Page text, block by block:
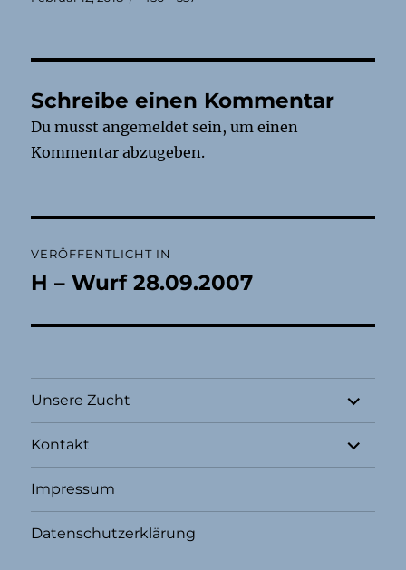
Schreibe einen Kommentar
Du musstangemeldet sein, um einen
Kommentar abzugeben.
VERÖFFENTLICHT IN
H – Wurf 28.09.2007
Unsere Zucht
öffnen
Kontakt
öffnen
Impressum
Datenschutzerklärung